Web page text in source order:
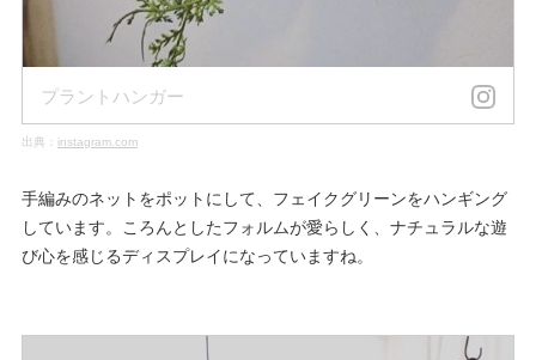
プラントハンガー
出典： instagram.com
手編みのネットをポットにして、フェイクグリーンをハンギング
しています。ころんとしたフォルムが愛らしく、ナチュラルな遊
び心を感じるディスプレイになっていますね。